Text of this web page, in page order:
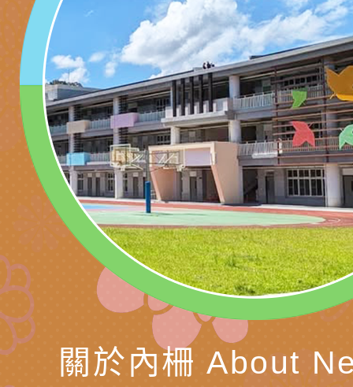
孩-2026森林小學巡
向AI對親子關係的挑
辦「桃園市115學年
藝術才能音樂班鑑定
長說明會
有關本局製作本市「
站學生心理關懷平臺
桃園市平鎮區忠貞國
辦「桃園市115學年
藝術才能國樂班鑑定
長說明會
轉知國立高雄師範大
「2026全國特殊教
學術研討會」暨徵稿
函轉內政部檢送修正
反詐宣導影片連結一
函轉內政部為強化社
詐知能及宣導檢察官
官制度中協助被害人
製作相關宣導短片
檢送本市馬祖新村眷
區「馬村設計實驗室
味．茶味》特展海報
信誼基金會於3／14
【父母也需要被照顧
育兒中找回內在安定
心怡心理師主講】線
有關本市學生輔導諮
下簡稱輔諮中心)辦
上半年高國中小學學
檢送「桃園市特殊教
緒及行為問題支持資
檢送桃園市政府LCD
關於內柵 About